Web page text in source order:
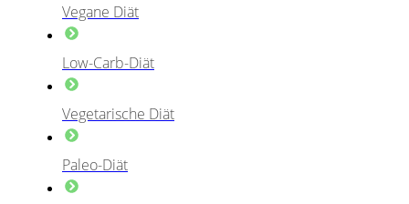
Vegane Diät
Low-Carb-Diät
Vegetarische Diät
Paleo-Diät